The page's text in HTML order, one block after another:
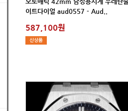
이트다이얼 aud0557 - Aud..
587,100원